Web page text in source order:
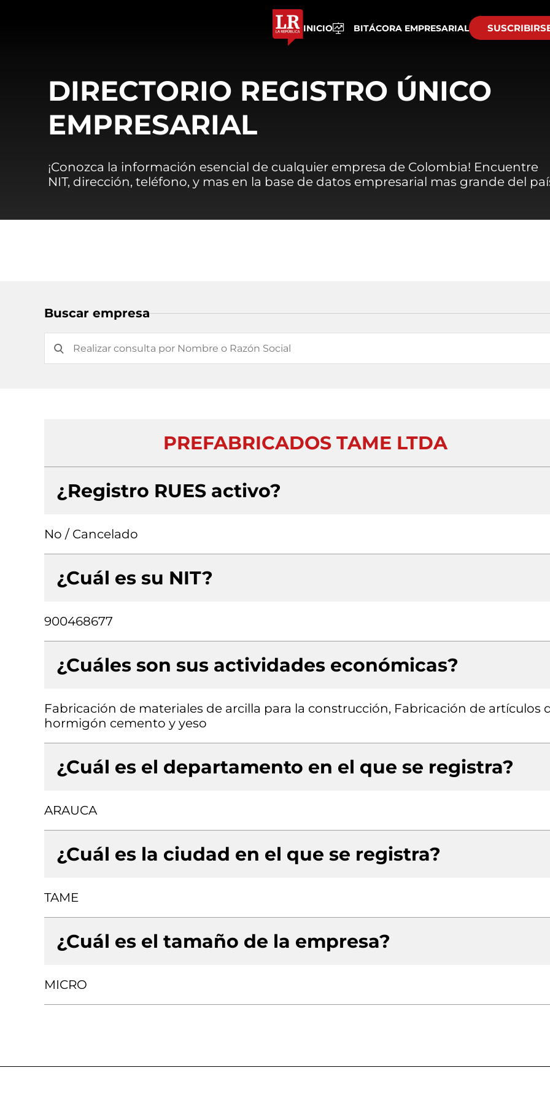
INICIO BITÁCORA EMPRESARIAL
DIRECTORIO REGISTRO ÚNICO
EMPRESARIAL
¡Conozca la información esencial de cualquier empresa de Colombia! Encuentre
NIT, dirección, teléfono, y mas en la base de datos empresarial mas grande del
Buscar empresa
PREFABRICADOS TAME LTDA
¿Registro RUES activo?
No / Cancelado
¿Cuál es su NIT?
900468677
¿Cuáles son sus actividades económicas?
Fabricación de materiales de arcilla para la construcción, Fabricación de artículos
hormigón cemento y yeso
¿Cuál es el departamento en el que se registra?
ARAUCA
¿Cuál es la ciudad en el que se registra?
TAME
¿Cuál es el tamaño de la empresa?
MICRO